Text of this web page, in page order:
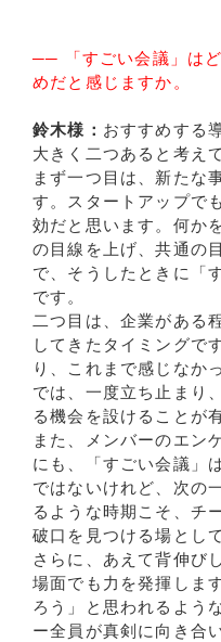
── 「すごい会議」は
めだと感じますか。
鈴木様： おすすめする
大きく二つあると考え
まず一つ目は、新たな
す。スタートアップで
効だと思います。何か
の目線を上げ、共通の
で、そうしたときに「
です。
二つ目は、企業がある
してきたタイミングで
り、これまで感じなか
では、一度立ち止まり
る機会を設けることが
また、メンバーのエン
にも、「すごい会議」
ではないけれど、次の
るような時期こそ、チ
破口を見つける場とし
さらに、あえて背伸び
場面でも力を発揮しま
ろう」と思われるよう
ー全員が真剣に向き合